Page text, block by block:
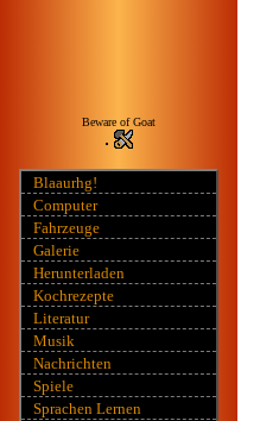
Beware of Goat
Blaaurhg!
Computer
Fahrzeuge
Galerie
Herunterladen
Kochrezepte
Literatur
Musik
Nachrichten
Spiele
Sprachen Lernen